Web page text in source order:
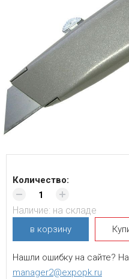
Количество:
Наличие: на складе
в корзину
Нашли ошибку на сайте?
manager2@expopk.ru